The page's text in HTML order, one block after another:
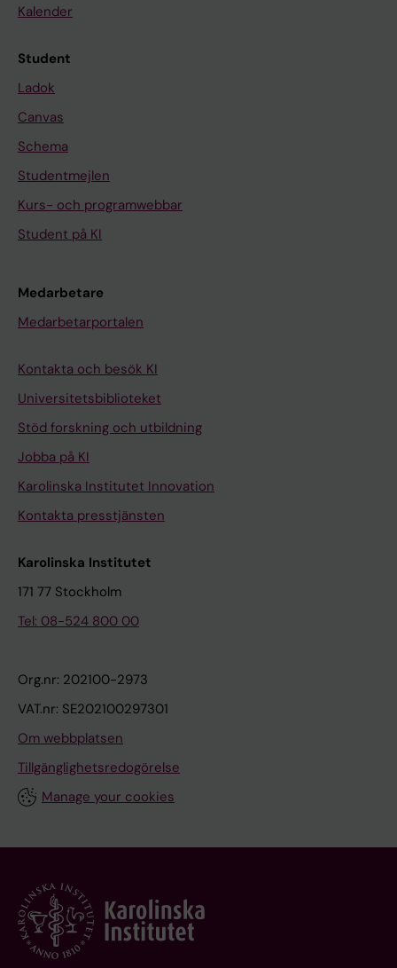
Kalender
Student
Ladok
Canvas
Schema
Studentmejlen
Kurs- och programwebbar
Student på KI
Medarbetare
Medarbetarportalen
Kontakta och besök KI
Universitetsbiblioteket
Stöd forskning och utbildning
Jobba på KI
Karolinska Institutet Innovation
Kontakta presstjänsten
Karolinska Institutet
171 77 Stockholm
Tel: 08-524 800 00
Org.nr: 202100-2973
VAT.nr: SE202100297301
Om webbplatsen
Tillgänglighetsredogörelse
Manage your cookies